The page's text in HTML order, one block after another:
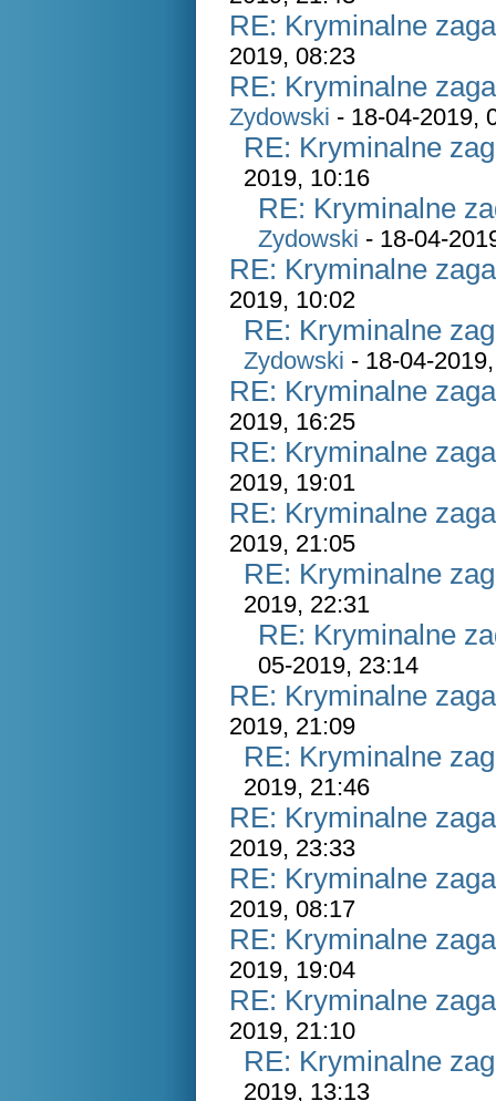
RE: Kryminalne
2019, 08:23
RE: Kryminalne
Zydowski - 18-04-2019,
RE: Kryminalne
2019, 10:16
RE: Kryminalne
Zydowski - 18-04-
RE: Kryminalne
2019, 10:02
RE: Kryminalne
Zydowski - 18-04-
RE: Kryminalne
2019, 16:25
RE: Kryminalne
2019, 19:01
RE: Kryminalne
2019, 21:05
RE: Kryminalne
2019, 22:31
RE: Kryminalne
05-2019, 23:14
RE: Kryminalne
2019, 21:09
RE: Kryminalne
2019, 21:46
RE: Kryminalne
2019, 23:33
RE: Kryminalne
2019, 08:17
RE: Kryminalne
2019, 19:04
RE: Kryminalne
2019, 21:10
RE: Kryminalne
2019, 13:13